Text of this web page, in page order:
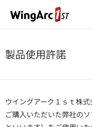
製品使用許諾
ウイングアーク１ｓｔ株
ご購入いただいた弊社の